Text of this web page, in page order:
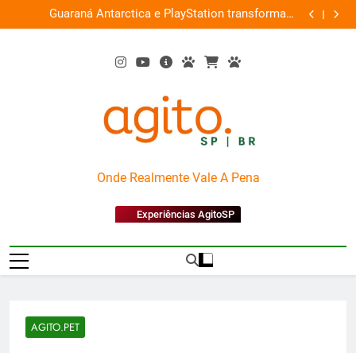
to
Guaraná Antarctica e PlayStation transformam
shopping em arena gamer gratuita
Busch
AgitoSP
Onde Realmente Vale A Pena
Experiências AgitoSP
AGITO.PET